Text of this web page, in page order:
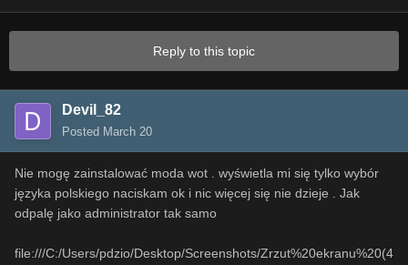
Reply to this topic
Devil_82
Posted March 20
Nie mogę zainstalować moda wot . wyświetla mi się tylko wybór
języka polskiego naciskam ok i nic więcej się nie dzieje . Jak
odpalę jako administrator tak samo
file:///C:/Users/pdzio/Desktop/Screenshots/Zrzut%20ekranu%20(4